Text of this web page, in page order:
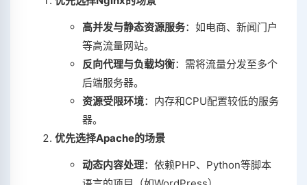
高并发与静态资源服务‌：如电商、新闻门户
等高流量网站‌。
反向代理与负载均衡‌：需将流量分发至多个
后端服务器‌。
资源受限环境‌：内存和CPU配置较低的服务
器‌。
优先选择Apache的场景
动态内容处理‌：依赖PHP、Python等脚本